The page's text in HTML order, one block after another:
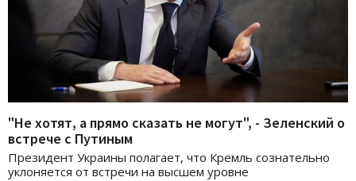
"Не хотят, а прямо сказать не могут", - Зеленский о
встрече с Путиным
Президент Украины полагает, что Кремль сознательно
уклоняется от встречи на высшем уровне